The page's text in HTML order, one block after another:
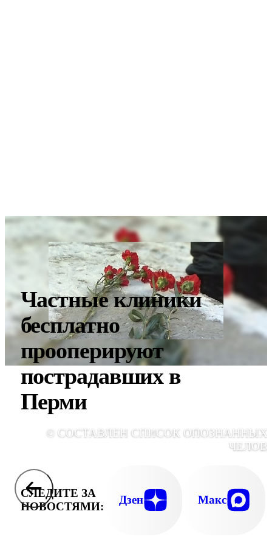
Частные клиники
бесплатно
прооперируют
пострадавших в
Перми
© СОСТАВЛЕН СПИСОК ОПОЗНАННЫХ
СЛЕДИТЕ ЗА
НОВОСТЯМИ:
Дзен Макс